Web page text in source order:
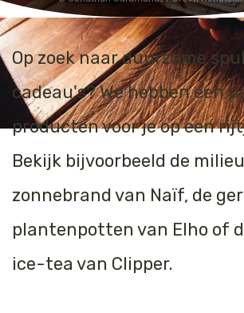
Op zoek naar duurzame
cadeau's? We hebben een
producten voor je op een
Bekijk bijvoorbeeld de
zonnebrand van Naïf, de
plantenpotten van Elho of
ice-tea van Clipper.